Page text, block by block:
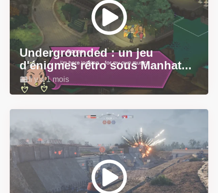
Undergrounded : un jeu
d'énigmes rétro sous Manhat...
Il y a 1 mois